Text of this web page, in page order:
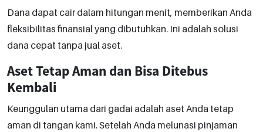
Dana dapat cair dalam hitungan menit, memberikan Anda
fleksibilitas finansial yang dibutuhkan. Ini adalah solusi
dana cepat tanpa jual aset.
Aset Tetap Aman dan Bisa Ditebus
Kembali
Keunggulan utama dari gadai adalah aset Anda tetap
aman di tangan kami. Setelah Anda melunasi pinjaman